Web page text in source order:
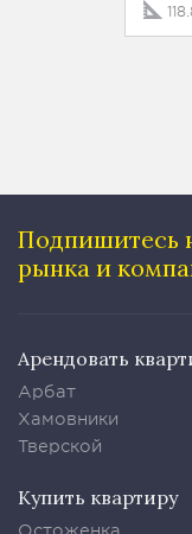
Подпишитесь
рынка и
Арендовать
Арбат
Хамовники
Тверской
Купить квартиру
Остоженка